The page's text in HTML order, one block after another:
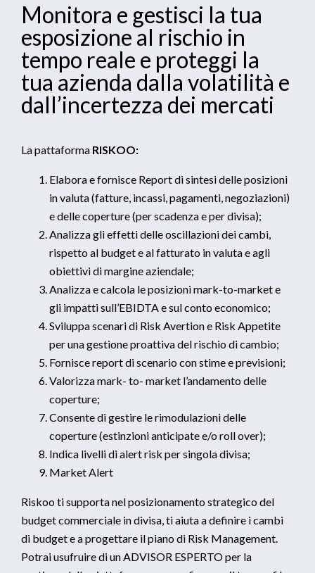
Monitora e gestisci la tua
esposizione al rischio in
tempo reale e proteggi la
tua azienda dalla volatilità e
dall’incertezza dei mercati
La pattaforma RISKOO:
Elabora e fornisce Report di sintesi delle posizioni
in valuta (fatture, incassi, pagamenti, negoziazioni)
e delle coperture (per scadenza e per divisa);
Analizza gli effetti delle oscillazioni dei cambi,
rispetto al budget e al fatturato in valuta e agli
obiettivi di margine aziendale;
Analizza e calcola le posizioni mark-to-market e
gli impatti sull’EBIDTA e sul conto economico;
Sviluppa scenari di Risk Avertion e Risk Appetite
per una gestione proattiva del rischio di cambio;
Fornisce report di scenario con stime e previsioni;
Valorizza mark- to- market l’andamento delle
coperture;
Consente di gestire le rimodulazioni delle
coperture (estinzioni anticipate e/o roll over);
Indica livelli di alert risk per singola divisa;
Market Alert
Riskoo ti supporta nel posizionamento strategico del
budget commerciale in divisa, ti aiuta a definire i cambi
di budget e a progettare il piano di Risk Management.
Potrai usufruire di un ADVISOR ESPERTO per la